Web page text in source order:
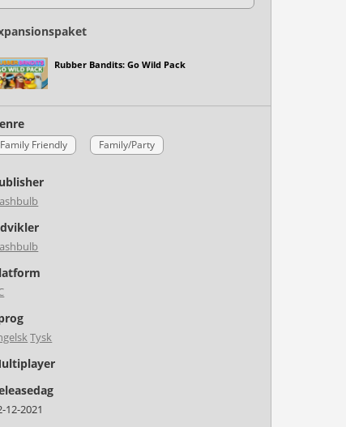
Rubber Bandits: Go Wild Pack
Family Friendly Family/Party
Tysk
12-2021